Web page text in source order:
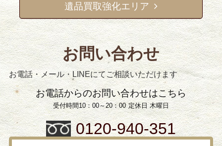
遺品買取強化エリア
お問い合わせ
お電話・メール・LINEにてご相談いただけます
お電話からのお問い合わせはこちら
受付時間10：00～20：00 定休日 木曜日
0120-940-351